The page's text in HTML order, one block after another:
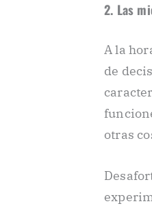
2. Las
A la
de
otras